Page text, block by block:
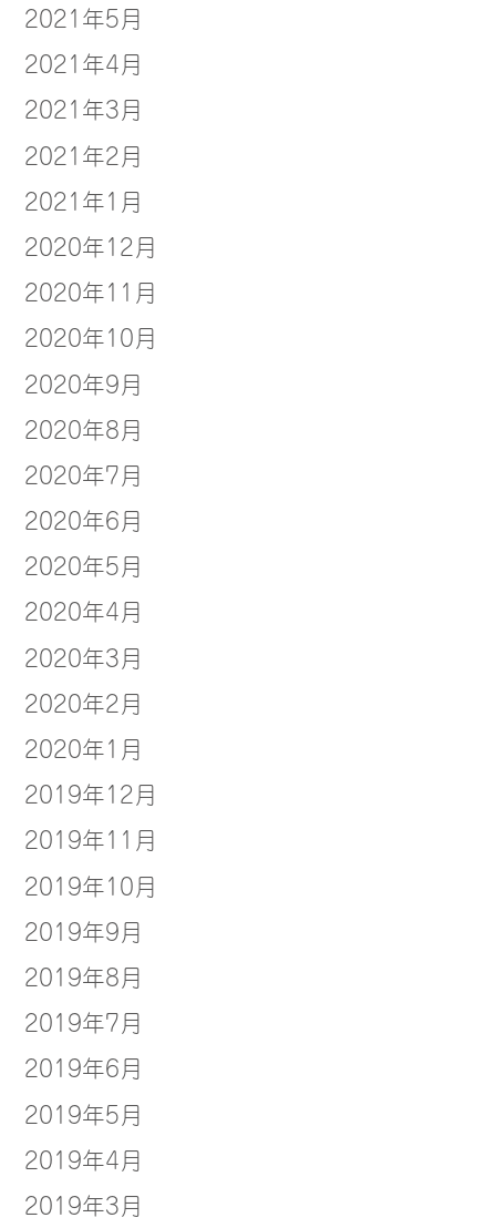
2021年5月
2021年4月
2021年3月
2021年2月
2021年1月
2020年12月
2020年11月
2020年10月
2020年9月
2020年8月
2020年7月
2020年6月
2020年5月
2020年4月
2020年3月
2020年2月
2020年1月
2019年12月
2019年11月
2019年10月
2019年9月
2019年8月
2019年7月
2019年6月
2019年5月
2019年4月
2019年3月